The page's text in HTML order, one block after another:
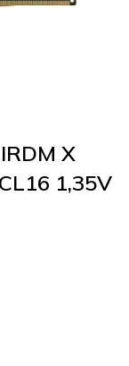
X
1,35V